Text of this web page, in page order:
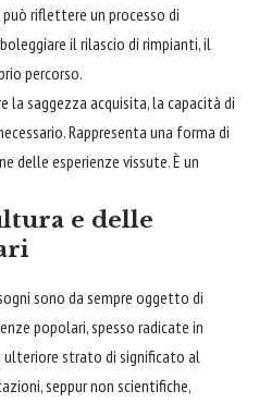
riflettere un processo di
il rilascio di rimpianti, il
percorso.
la saggezza acquisita, la capacità di
Rappresenta una forma di
delle esperienze vissute. È un
e delle
sono da sempre oggetto di
popolari, spesso radicate in
ulteriore strato di significato al
seppur non scientifiche,